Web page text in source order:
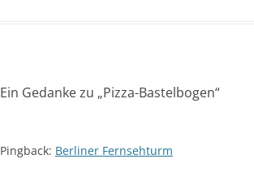
Ein Gedanke zu „Pizza-Bastelbogen“
Pingback: Berliner Fernsehturm